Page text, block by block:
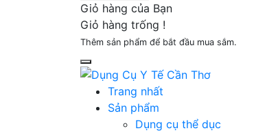
Giỏ hàng của Bạn
Giỏ hàng trống !
Thêm sản phẩm để bắt đầu mua sắm.
Trang nhất
Sản phẩm
Dụng cụ thể dục